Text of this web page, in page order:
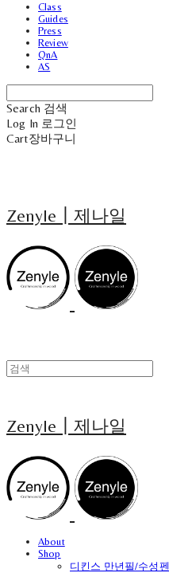
Class
Guides
Press
Review
QnA
AS
Search 검색
Log In 로그인
Cart장바구니
Zenyle┃제나일
Zenyle┃제나일
About
Shop
디킨스 만년필/수성펜